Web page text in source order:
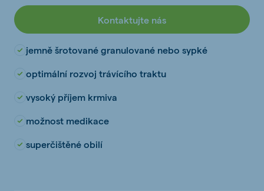
Kontaktujte nás
jemně šrotované granulované nebo sypké
optimální rozvoj trávícího traktu
vysoký příjem krmiva
možnost medikace
superčištěné obilí